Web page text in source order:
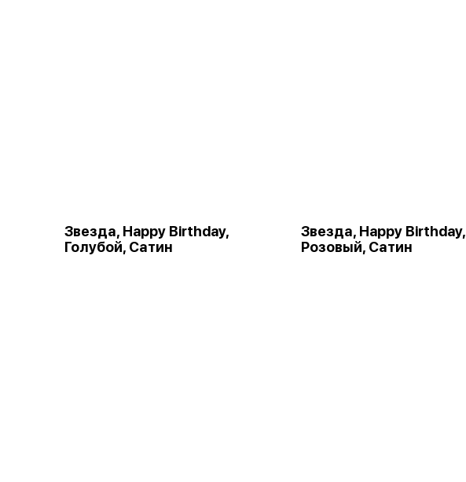
Звезда, Happy Birthday,
Голубой, Сатин
Звезда, Happy Birthday,
Розовый, Сатин